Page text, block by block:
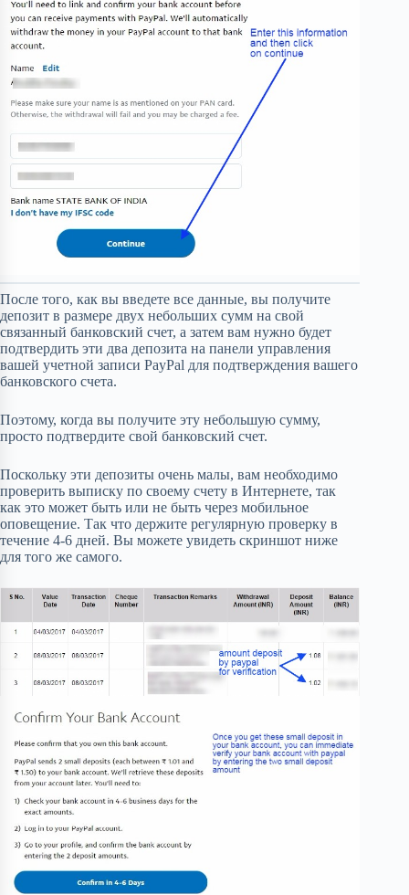
После того, как вы введете все данные, вы получите
депозит в размере двух небольших сумм на свой
связанный банковский счет, а затем вам нужно будет
подтвердить эти два депозита на панели управления
вашей учетной записи PayPal для подтверждения вашего
банковского счета.
Поэтому, когда вы получите эту небольшую сумму,
просто подтвердите свой банковский счет.
Поскольку эти депозиты очень малы, вам необходимо
проверить выписку по своему счету в Интернете, так
как это может быть или не быть через мобильное
оповещение. Так что держите регулярную проверку в
течение 4-6 дней. Вы можете увидеть скриншот ниже
для того же самого.